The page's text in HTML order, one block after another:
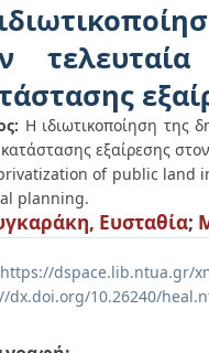
Η ιδιωτικοποίηση της
εξαίρεσης
of public land
planning.
Ευσταθία;
https://dspace.lib.ntua.gr/
dx.doi.org/10.26240/